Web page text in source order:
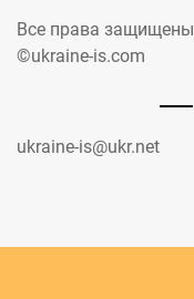
Все права защищены
©ukraine-is.com
ukraine-is@ukr.net